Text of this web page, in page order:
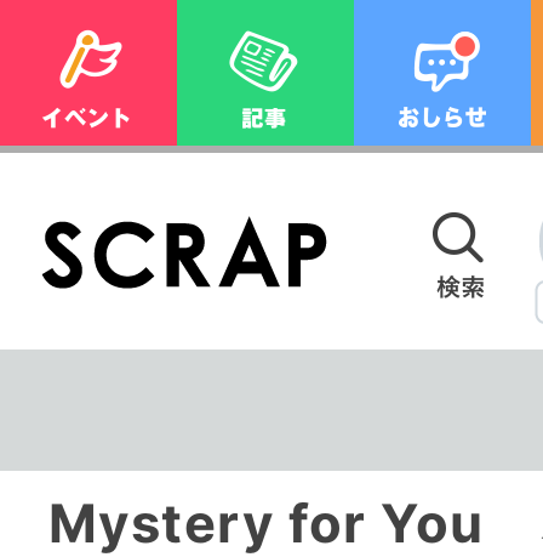
Mystery for You